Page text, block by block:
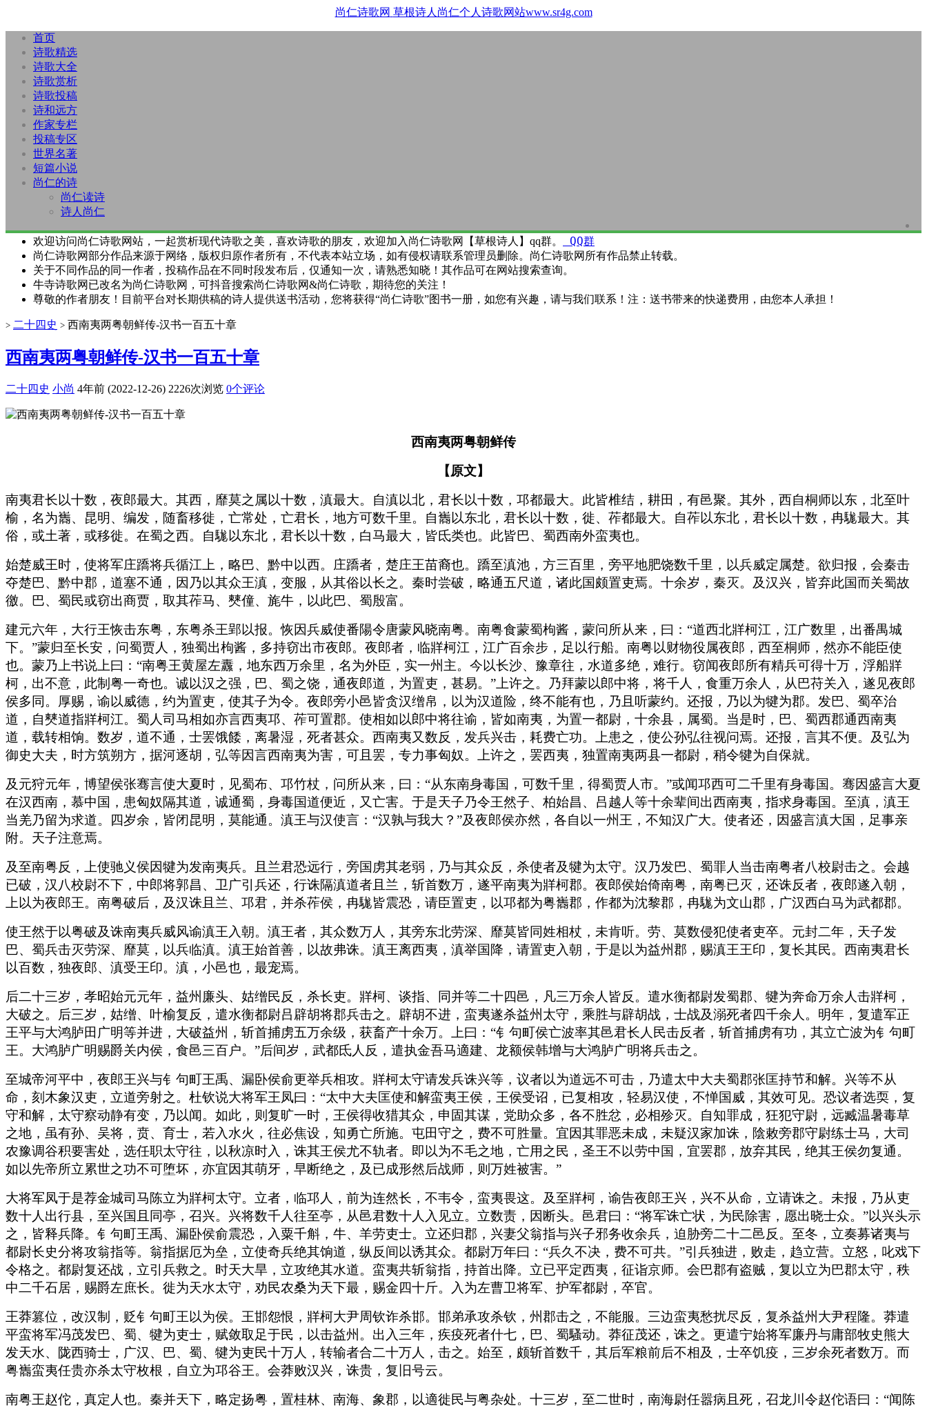
尚仁诗歌网 草根诗人尚仁个人诗歌网站www.sr4g.com
首页
诗歌精选
诗歌大全
诗歌赏析
诗歌投稿
诗和远方
作家专栏
投稿专区
世界名著
短篇小说
尚仁的诗
尚仁读诗
诗人尚仁
欢迎访问尚仁诗歌网站，一起赏析现代诗歌之美，喜欢诗歌的朋友，欢迎加入尚仁诗歌网【草根诗人】qq群。 QQ群
尚仁诗歌网部分作品来源于网络，版权归原作者所有，不代表本站立场，如有侵权请联系管理员删除。尚仁诗歌网所有作品禁止转载。
关于不同作品的同一作者，投稿作品在不同时段发布后，仅通知一次，请熟悉知晓！其作品可在网站搜索查询。
牛寺诗歌网已改名为尚仁诗歌网，可抖音搜索尚仁诗歌网&尚仁诗歌，期待您的关注！
尊敬的作者朋友！目前平台对长期供稿的诗人提供送书活动，您将获得“尚仁诗歌”图书一册，如您有兴趣，请与我们联系！注：送书带来的快递费用，由您本人承担！
> 二十四史 > 西南夷两粤朝鲜传-汉书一百五十章
西南夷两粤朝鲜传-汉书一百五十章
二十四史 小尚 4年前 (2022-12-26) 2226次浏览 0个评论
西南夷两粤朝鲜传
【原文】
南夷君长以十数，夜郎最大。其西，靡莫之属以十数，滇最大。自滇以北，君长以十数，邛都最大。此皆椎结，耕田，有邑聚。其外，西自桐师以东，北至叶
榆，名为巂、昆明、编发，随畜移徙，亡常处，亡君长，地方可数千里。自巂以东北，君长以十数，徙、莋都最大。自莋以东北，君长以十数，冉駹最大。其
俗，或土著，或移徙。在蜀之西。自駹以东北，君长以十数，白马最大，皆氐类也。此皆巴、蜀西南外蛮夷也。
始楚威王时，使将军庄蹻将兵循江上，略巴、黔中以西。庄蹻者，楚庄王苗裔也。蹻至滇池，方三百里，旁平地肥饶数千里，以兵威定属楚。欲归报，会秦击
夺楚巴、黔中郡，道塞不通，因乃以其众王滇，变服，从其俗以长之。秦时尝破，略通五尺道，诸此国颇置吏焉。十余岁，秦灭。及汉兴，皆弃此国而关蜀故
徼。巴、蜀民或窃出商贾，取其莋马、僰僮、旄牛，以此巴、蜀殷富。
建元六年，大行王恢击东粤，东粤杀王郢以报。恢因兵威使番陽令唐蒙风晓南粤。南粤食蒙蜀枸酱，蒙问所从来，曰：“道西北牂柯江，江广数里，出番禺城
下。”蒙归至长安，问蜀贾人，独蜀出枸酱，多持窃出市夜郎。夜郎者，临牂柯江，江广百余步，足以行船。南粤以财物役属夜郎，西至桐师，然亦不能臣使
也。蒙乃上书说上曰：“南粤王黄屋左纛，地东西万余里，名为外臣，实一州主。今以长沙、豫章往，水道多绝，难行。窃闻夜郎所有精兵可得十万，浮船牂
柯，出不意，此制粤一奇也。诚以汉之强，巴、蜀之饶，通夜郎道，为置吏，甚易。”上许之。乃拜蒙以郎中将，将千人，食重万余人，从巴苻关入，遂见夜郎
侯多同。厚赐，谕以威德，约为置吏，使其子为令。夜郎旁小邑皆贪汉缯帛，以为汉道险，终不能有也，乃且听蒙约。还报，乃以为犍为郡。发巴、蜀卒治
道，自僰道指牂柯江。蜀人司马相如亦言西夷邛、莋可置郡。使相如以郎中将往谕，皆如南夷，为置一都尉，十余县，属蜀。当是时，巴、蜀西郡通西南夷
道，载转相饷。数岁，道不通，士罢饿餧，离暑湿，死者甚众。西南夷又数反，发兵兴击，耗费亡功。上患之，使公孙弘往视问焉。还报，言其不便。及弘为
御史大夫，时方筑朔方，据河逐胡，弘等因言西南夷为害，可且罢，专力事匈奴。上许之，罢西夷，独置南夷两县一都尉，稍令犍为自保就。
及元狩元年，博望侯张骞言使大夏时，见蜀布、邛竹杖，问所从来，曰：“从东南身毒国，可数千里，得蜀贾人市。”或闻邛西可二千里有身毒国。骞因盛言大夏
在汉西南，慕中国，患匈奴隔其道，诚通蜀，身毒国道便近，又亡害。于是天子乃令王然子、柏始昌、吕越人等十余辈间出西南夷，指求身毒国。至滇，滇王
当羌乃留为求道。四岁余，皆闭昆明，莫能通。滇王与汉使言：“汉孰与我大？”及夜郎侯亦然，各自以一州王，不知汉广大。使者还，因盛言滇大国，足事亲
附。天子注意焉。
及至南粤反，上使驰义侯因犍为发南夷兵。且兰君恐远行，旁国虏其老弱，乃与其众反，杀使者及犍为太守。汉乃发巴、蜀罪人当击南粤者八校尉击之。会越
已破，汉八校尉不下，中郎将郭昌、卫广引兵还，行诛隔滇道者且兰，斩首数万，遂平南夷为牂柯郡。夜郎侯始倚南粤，南粤已灭，还诛反者，夜郎遂入朝，
上以为夜郎王。南粤破后，及汉诛且兰、邛君，并杀莋侯，冉駹皆震恐，请臣置吏，以邛都为粤巂郡，作都为沈黎郡，冉駹为文山郡，广汉西白马为武都郡。
使王然于以粤破及诛南夷兵威风谕滇王入朝。滇王者，其众数万人，其旁东北劳深、靡莫皆同姓相杖，未肯听。劳、莫数侵犯使者吏卒。元封二年，天子发
巴、蜀兵击灭劳深、靡莫，以兵临滇。滇王始首善，以故弗诛。滇王离西夷，滇举国降，请置吏入朝，于是以为益州郡，赐滇王王印，复长其民。西南夷君长
以百数，独夜郎、滇受王印。滇，小邑也，最宠焉。
后二十三岁，孝昭始元元年，益州廉头、姑缯民反，杀长吏。牂柯、谈指、同并等二十四邑，凡三万余人皆反。遣水衡都尉发蜀郡、犍为奔命万余人击牂柯，
大破之。后三岁，姑缯、叶榆复反，遣水衡都尉吕辟胡将郡兵击之。辟胡不进，蛮夷遂杀益州太守，乘胜与辟胡战，士战及溺死者四千余人。明年，复遣军正
王平与大鸿胪田广明等并进，大破益州，斩首捕虏五万余级，获畜产十余万。上曰：“钅句町侯亡波率其邑君长人民击反者，斩首捕虏有功，其立亡波为钅句町
王。大鸿胪广明赐爵关内侯，食邑三百户。”后间岁，武都氐人反，遣执金吾马適建、龙额侯韩增与大鸿胪广明将兵击之。
至城帝河平中，夜郎王兴与钅句町王禹、漏卧侯俞更举兵相攻。牂柯太守请发兵诛兴等，议者以为道远不可击，乃遣太中大夫蜀郡张匡持节和解。兴等不从
命，刻木象汉吏，立道旁射之。杜钦说大将军王凤曰：“太中大夫匡使和解蛮夷王侯，王侯受诏，已复相攻，轻易汉使，不惮国威，其效可见。恐议者选耎，复
守和解，太守察动静有变，乃以闻。如此，则复旷一时，王侯得收猎其众，申固其谋，党助众多，各不胜忿，必相殄灭。自知罪成，狂犯守尉，远臧温暑毒草
之地，虽有孙、吴将，贲、育士，若入水火，往必焦设，知勇亡所施。屯田守之，费不可胜量。宜因其罪恶未成，未疑汉家加诛，陰敕旁郡守尉练士马，大司
农豫调谷积要害处，选任职太守往，以秋凉时入，诛其王侯尤不轨者。即以为不毛之地，亡用之民，圣王不以劳中国，宜罢郡，放弃其民，绝其王侯勿复通。
如以先帝所立累世之功不可堕坏，亦宜因其萌牙，早断绝之，及已成形然后战师，则万姓被害。”
大将军凤于是荐金城司马陈立为牂柯太守。立者，临邛人，前为连然长，不韦令，蛮夷畏这。及至牂柯，谕告夜郎王兴，兴不从命，立请诛之。未报，乃从吏
数十人出行县，至兴国且同亭，召兴。兴将数千人往至亭，从邑君数十人入见立。立数责，因断头。邑君曰：“将军诛亡状，为民除害，愿出晓士众。”以兴头示
之，皆释兵降。钅句町王禹、漏卧侯俞震恐，入粟千斛，牛、羊劳吏士。立还归郡，兴妻父翁指与兴子邪务收余兵，迫胁旁二十二邑反。至冬，立奏募诸夷与
都尉长史分将攻翁指等。翁指据厄为垒，立使奇兵绝其饷道，纵反间以诱其众。都尉万年曰：“兵久不决，费不可共。”引兵独进，败走，趋立营。立怒，叱戏下
令格之。都尉复还战，立引兵救之。时天大旱，立攻绝其水道。蛮夷共斩翁指，持首出降。立已平定西夷，征诣京师。会巴郡有盗贼，复以立为巴郡太守，秩
中二千石居，赐爵左庶长。徙为天水太守，劝民农桑为天下最，赐金四十斤。入为左曹卫将军、护军都尉，卒官。
王莽篡位，改汉制，贬钅句町王以为侯。王邯怨恨，牂柯大尹周钦诈杀邯。邯弟承攻杀钦，州郡击之，不能服。三边蛮夷愁扰尽反，复杀益州大尹程隆。莽遣
平蛮将军冯茂发巴、蜀、犍为吏士，赋敛取足于民，以击益州。出入三年，疾疫死者什七，巴、蜀騷动。莽征茂还，诛之。更遣宁始将军廉丹与庸部牧史熊大
发天水、陇西骑士，广汉、巴、蜀、犍为吏民十万人，转输者合二十万人，击之。始至，颇斩首数千，其后军粮前后不相及，士卒饥疫，三岁余死者数万。而
粤巂蛮夷任贵亦杀太守枚根，自立为邛谷王。会莽败汉兴，诛贵，复旧号云。
南粤王赵佗，真定人也。秦并天下，略定扬粤，置桂林、南海、象郡，以適徙民与粤杂处。十三岁，至二世时，南海尉任嚣病且死，召龙川令赵佗语曰：“闻陈